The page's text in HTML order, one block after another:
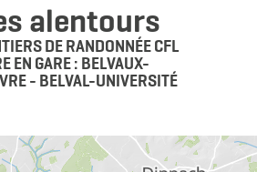
alentours
DE RANDONNÉE CFL
EN GARE : BELVAUX-
- BELVAL-UNIVERSITÉ